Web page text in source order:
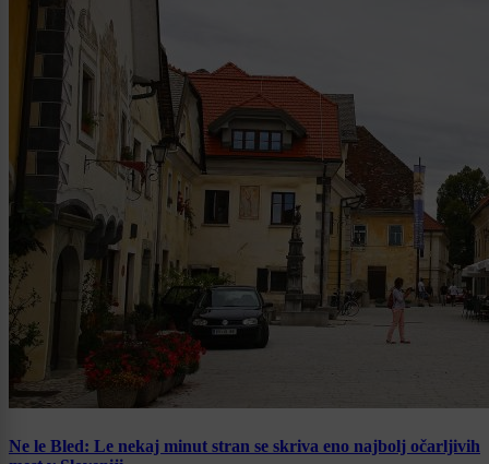
Ne le Bled: Le nekaj minut stran se skriva eno najbolj očarljivih